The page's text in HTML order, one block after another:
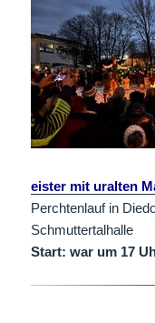
eister mit uralten
Perchtenlauf in
Schmuttertalhalle
Start: war um 17